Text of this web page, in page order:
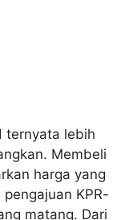
ternyata lebih
Membeli
harga yang
KPR-
matang. Dari